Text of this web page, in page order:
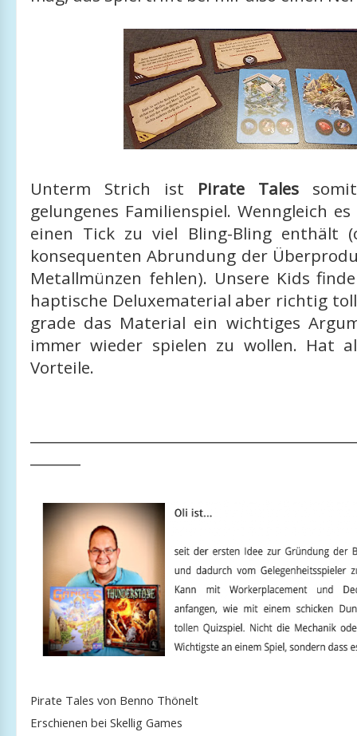
Unterm Strich ist Pirate Tales
gelungenes Familienspiel. Wenngleich
einen Tick zu viel Bling-Bling enthält
konsequenten Abrundung der
Metallmünzen fehlen). Unsere Kids
haptische Deluxematerial aber richtig
grade das Material ein wichtiges
immer wieder spielen zu wollen. Hat
Vorteile.
Pirate Tales von Benno Thönelt
Erschienen bei Skellig Games